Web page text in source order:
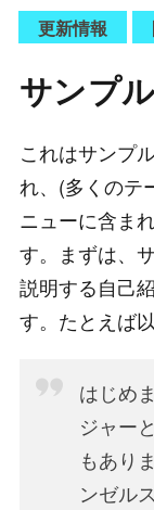
更新情報
サンプ
これはサンプ
れ、(多くのテ
ニューに含ま
す。まずは、
説明する自己
す。たとえば
はじめ
ジャー
もあり
ンゼル